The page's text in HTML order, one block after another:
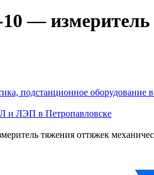
— измеритель
подстанционное оборудование
и ЛЭП в Петропавловске
тяжения оттяжек